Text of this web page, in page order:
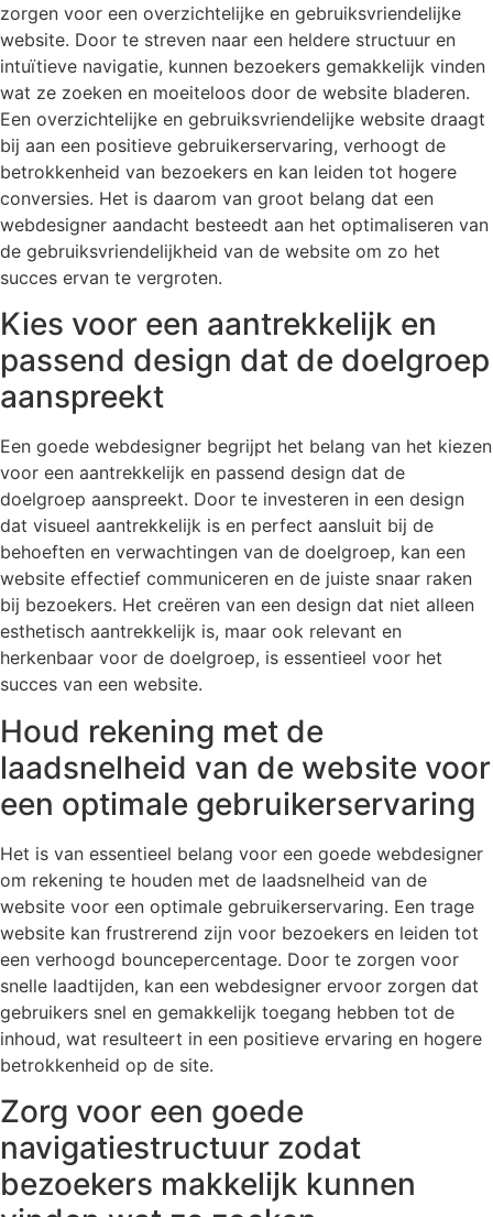
zorgen voor een overzichtelijke en gebruiksvriendelijke
website. Door te streven naar een heldere structuur en
intuïtieve navigatie, kunnen bezoekers gemakkelijk vinden
wat ze zoeken en moeiteloos door de website bladeren.
Een overzichtelijke en gebruiksvriendelijke website draagt
bij aan een positieve gebruikerservaring, verhoogt de
betrokkenheid van bezoekers en kan leiden tot hogere
conversies. Het is daarom van groot belang dat een
webdesigner aandacht besteedt aan het optimaliseren van
de gebruiksvriendelijkheid van de website om zo het
succes ervan te vergroten.
Kies voor een aantrekkelijk en
passend design dat de doelgroep
aanspreekt
Een goede webdesigner begrijpt het belang van het kiezen
voor een aantrekkelijk en passend design dat de
doelgroep aanspreekt. Door te investeren in een design
dat visueel aantrekkelijk is en perfect aansluit bij de
behoeften en verwachtingen van de doelgroep, kan een
website effectief communiceren en de juiste snaar raken
bij bezoekers. Het creëren van een design dat niet alleen
esthetisch aantrekkelijk is, maar ook relevant en
herkenbaar voor de doelgroep, is essentieel voor het
succes van een website.
Houd rekening met de
laadsnelheid van de website voor
een optimale gebruikerservaring
Het is van essentieel belang voor een goede webdesigner
om rekening te houden met de laadsnelheid van de
website voor een optimale gebruikerservaring. Een trage
website kan frustrerend zijn voor bezoekers en leiden tot
een verhoogd bouncepercentage. Door te zorgen voor
snelle laadtijden, kan een webdesigner ervoor zorgen dat
gebruikers snel en gemakkelijk toegang hebben tot de
inhoud, wat resulteert in een positieve ervaring en hogere
betrokkenheid op de site.
Zorg voor een goede
navigatiestructuur zodat
bezoekers makkelijk kunnen